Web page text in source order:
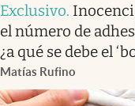
Exclusivo.
el número de
¿a qué se debe el
Matías Rufino